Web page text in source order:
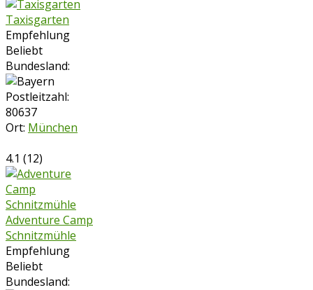
Taxisgarten
Empfehlung
Beliebt
Bundesland:
Postleitzahl:
80637
Ort: München
4.1 (12)
Adventure Camp
Schnitzmühle
Empfehlung
Beliebt
Bundesland: